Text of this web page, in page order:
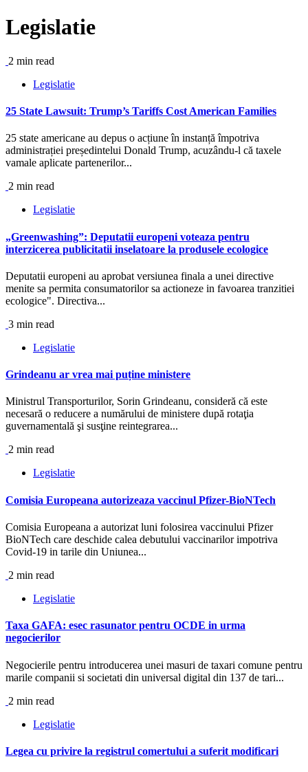
Legislatie
2 min read
Legislatie
25 State Lawsuit: Trump’s Tariffs Cost American Families
25 state americane au depus o acțiune în instanță împotriva
administrației președintelui Donald Trump, acuzându-l că taxele
vamale aplicate partenerilor...
2 min read
Legislatie
„Greenwashing”: Deputatii europeni voteaza pentru
interzicerea publicitatii inselatoare la produsele ecologice
Deputatii europeni au aprobat versiunea finala a unei directive
menite sa permita consumatorilor sa actioneze in favoarea tranzitiei
ecologice". Directiva...
3 min read
Legislatie
Grindeanu ar vrea mai puține ministere
Ministrul Transporturilor, Sorin Grindeanu, consideră că este
necesară o reducere a numărului de ministere după rotaţia
guvernamentală şi susţine reintegrarea...
2 min read
Legislatie
Comisia Europeana autorizeaza vaccinul Pfizer-BioNTech
Comisia Europeana a autorizat luni folosirea vaccinului Pfizer
BioNTech care deschide calea debutului vaccinarilor impotriva
Covid-19 in tarile din Uniunea...
2 min read
Legislatie
Taxa GAFA: esec rasunator pentru OCDE in urma
negocierilor
Negocierile pentru introducerea unei masuri de taxari comune pentru
marile companii si societati din universal digital din 137 de tari...
2 min read
Legislatie
Legea cu privire la registrul comertului a suferit modificari